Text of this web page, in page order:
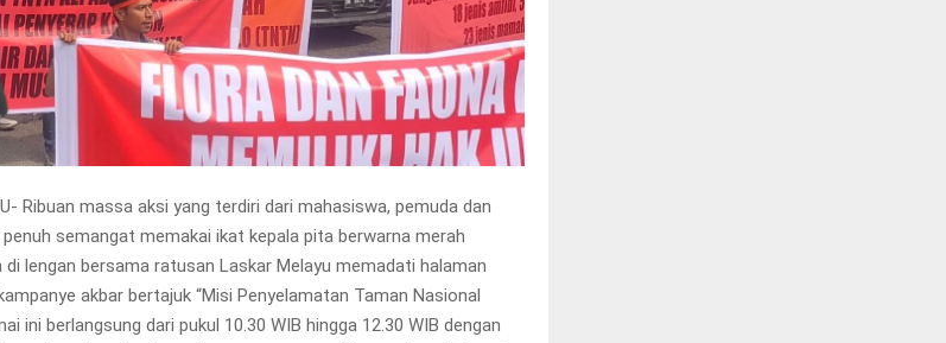
Ribuan massa aksi yang terdiri dari mahasiswa, pemuda dan
semangat memakai ikat kepala pita berwarna merah
lengan bersama ratusan Laskar Melayu memadati halaman
akbar bertajuk “Misi Penyelamatan Taman Nasional
ini berlangsung dari pukul 10.30 WIB hingga 12.30 WIB dengan